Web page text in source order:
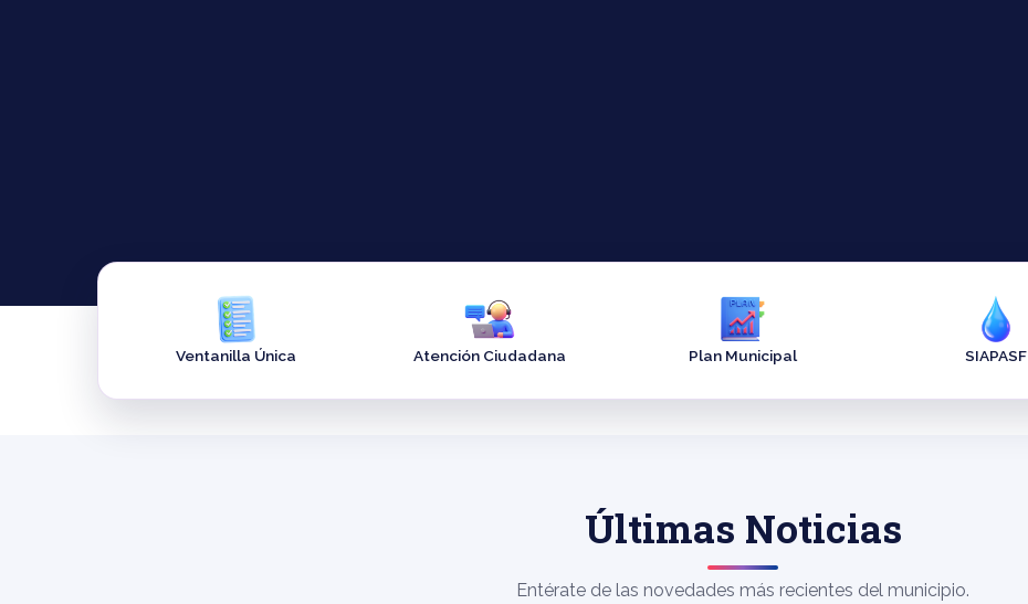
Ventanilla Única Atención Ciudadana Plan Municipal SIAPASF
Últimas Noticias
Entérate de las novedades más recientes del municipio.